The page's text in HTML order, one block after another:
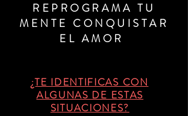
REPROGRAMA TU
MENTE CONQUISTAR
EL AMOR
¿TE IDENTIFICAS CON
ALGUNAS DE ESTAS
SITUACIONES?